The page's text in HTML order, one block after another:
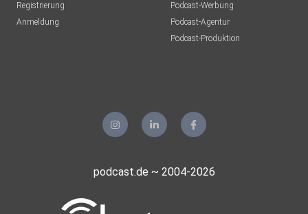
Registrierung
Anmeldung
Podcast-Werbung
Podcast-Agentur
Podcast-Produktion
podcast.de ~ 2004-2026